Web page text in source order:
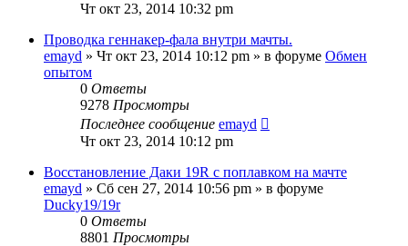
Чт окт 23, 2014 10:32 pm
Проводка геннакер-фала внутри мачты.
emayd » Чт окт 23, 2014 10:12 pm » в форуме Обмен
опытом
0 Ответы
9278 Просмотры
Последнее сообщение emayd
Чт окт 23, 2014 10:12 pm
Восстановление Даки 19R с поплавком на мачте
emayd » Сб сен 27, 2014 10:56 pm » в форуме
Ducky19/19r
0 Ответы
8801 Просмотры